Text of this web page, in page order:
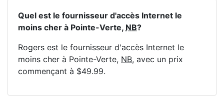
Quel est le fournisseur d'accès Internet le
moins cher à Pointe-Verte, NB?
Rogers est le fournisseur d'accès Internet le
moins cher à Pointe-Verte, NB, avec un prix
commençant à $49.99.